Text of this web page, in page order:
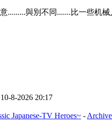
.........與別不同.......比一些机
8-2026 20:17
Japanese-TV Heroes~ -